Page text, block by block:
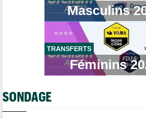
La surprise Francisco Campos
Tour de Pologne
Bart Lemmen : "J'attendais cette
longtemps"
Tour de France Femmes
Marlen Reusser : "Le Mont
Route
Masculins
TRANSFERTS
Féminins
SONDAGE